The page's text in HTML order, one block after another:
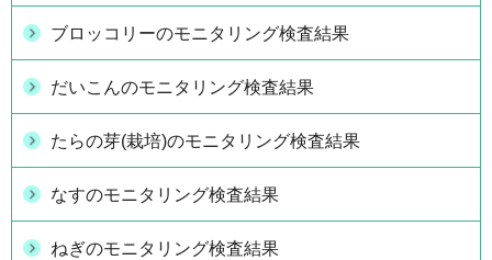
ブロッコリーのモニタリング検査結果
だいこんのモニタリング検査結果
たらの芽(栽培)のモニタリング検査結果
なすのモニタリング検査結果
ねぎのモニタリング検査結果